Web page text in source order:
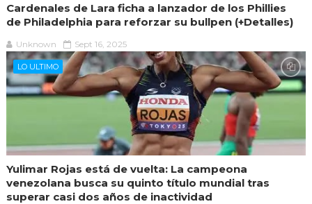
Cardenales de Lara ficha a lanzador de los Phillies
de Philadelphia para reforzar su bullpen (+Detalles)
Unknown Sept 16, 2025
LO ULTIMO
Yulimar Rojas está de vuelta: La campeona
venezolana busca su quinto título mundial tras
superar casi dos años de inactividad